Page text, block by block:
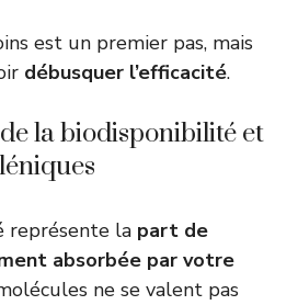
est un premier pas, mais
débusquer l’efficacité.
la biodisponibilité et
représente la part de
absorbée par votre
ne se valent pas